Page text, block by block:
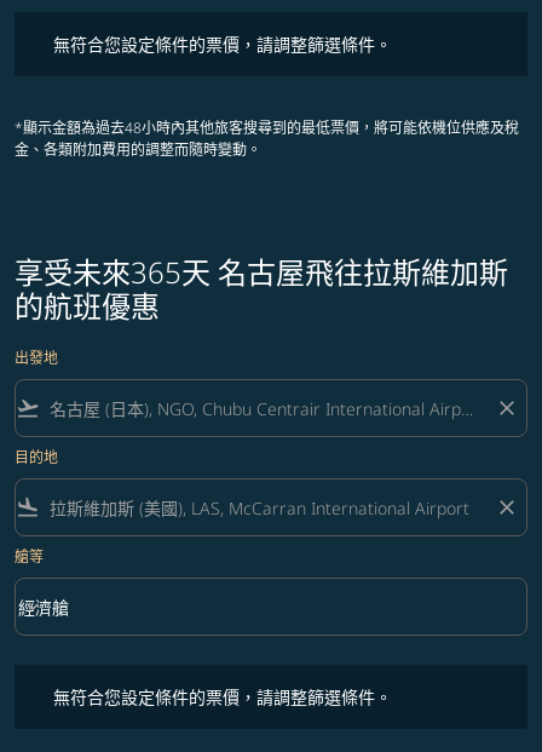
無符合您設定條件的票價，請調整篩選條件。
*顯示金額為過去48小時內其他旅客搜尋到的最低票價，將可能依機位供應及稅
金、各類附加費用的調整而隨時變動。
享受未來365天 名古屋飛往拉斯維加斯
的航班優惠
出發地
flight_takeoff close
目的地
flight_land close
艙等
艙等 option 經濟艙 Selected
經濟艙
keyboard_arrow_down
無符合您設定條件的票價，請調整篩選條件。